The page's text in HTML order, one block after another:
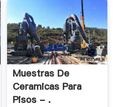
Muestras De
Ceramicas Para
Pisos - .